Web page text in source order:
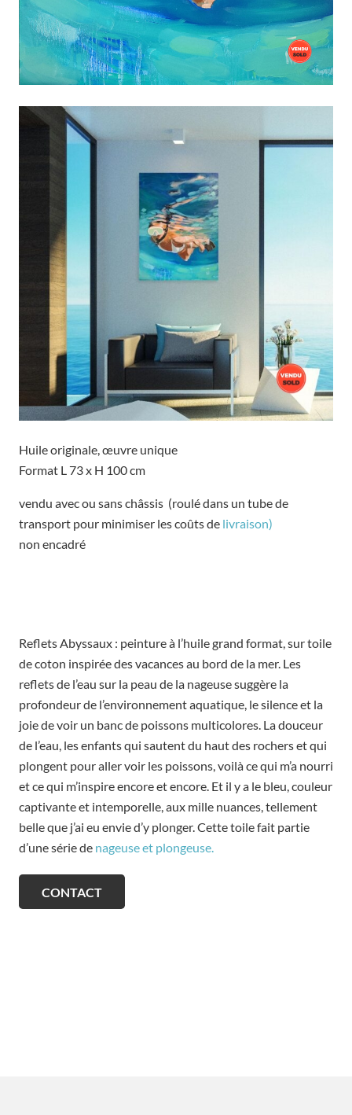
Huile originale, œuvre unique
Format L 73 x H 100 cm
vendu avec ou sans châssis (roulé dans un tube de
transport pour minimiser les coûts de livraison)
non encadré
Reflets Abyssaux : peinture à l’huile grand format, sur toile
de coton inspirée des vacances au bord de la mer. Les
reflets de l’eau sur la peau de la nageuse suggère la
profondeur de l’environnement aquatique, le silence et la
joie de voir un banc de poissons multicolores. La douceur
de l’eau, les enfants qui sautent du haut des rochers et qui
plongent pour aller voir les poissons, voilà ce qui m’a nourri
et ce qui m’inspire encore et encore. Et il y a le bleu, couleur
captivante et intemporelle, aux mille nuances, tellement
belle que j’ai eu envie d’y plonger. Cette toile fait partie
d’une série de nageuse et plongeuse.
CONTACT